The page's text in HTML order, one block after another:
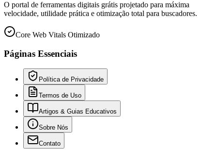
O portal de ferramentas digitais grátis projetado para máxima
velocidade, utilidade prática e otimização total para buscadores.
Core Web Vitals Otimizado
Páginas Essenciais
Política de Privacidade
Termos de Uso
Artigos & Guias Educativos
Sobre Nós
Contato